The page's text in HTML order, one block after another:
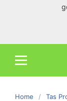
Home
Tas